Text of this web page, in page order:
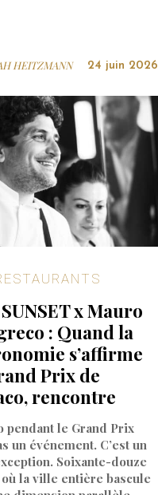
HEITZMANN 24 juin 2026
x Mauro
: Quand la
s’affirme
Prix de
rencontre
pendant le Grand Prix
un événement. C’est un
Soixante-douze
la ville entière bascule